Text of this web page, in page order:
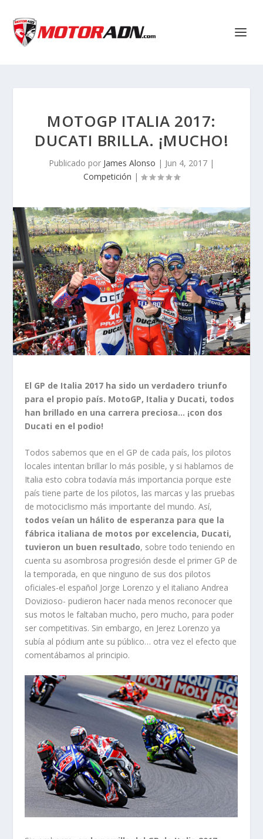
MOTOGP ITALIA 2017:
DUCATI BRILLA. ¡MUCHO!
Publicado por James Alonso | Jun 4, 2017 |
Competición |
El GP de Italia 2017 ha sido un verdadero triunfo
para el propio país. MotoGP, Italia y Ducati, todos
han brillado en una carrera preciosa… ¡con dos
Ducati en el podio!
Todos sabemos que en el GP de cada país, los pilotos
locales intentan brillar lo más posible, y si hablamos de
Italia esto cobra todavía más importancia porque este
país tiene parte de los pilotos, las marcas y las pruebas
de motociclismo más importante del mundo. Así,
todos veían un hálito de esperanza para que la
fábrica italiana de motos por excelencia, Ducati,
tuvieron un buen resultado, sobre todo teniendo en
cuenta su asombrosa progresión desde el primer GP de
la temporada, en que ninguno de sus dos pilotos
oficiales-el español Jorge Lorenzo y el italiano Andrea
Dovizioso- pudieron hacer nada menos reconocer que
sus motos le faltaban mucho, pero mucho, para poder
ser competitivas. Sin embargo, en Jerez Lorenzo ya
subía al pódium ante su público… otra vez el efecto que
comentábamos al principio.